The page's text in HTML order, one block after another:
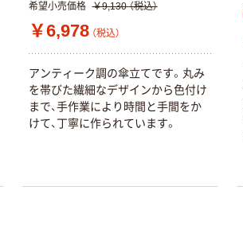
希望小売価格 ￥9,130 （税込）
￥6,978 （税込）
アンティーク調の傘立てです。丸み
を帯びた繊細なデザインから色付け
まで、手作業により時間と手間をか
けて、丁寧に作られています。